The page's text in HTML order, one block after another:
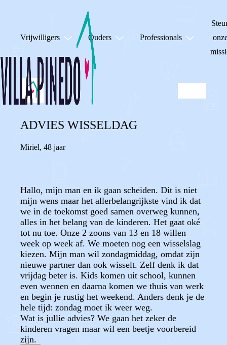
Vrijwilligers Ouders Professionals
ADVIES WISSELDAG
Miriel, 48 jaar
Hallo, mijn man en ik gaan scheiden. Dit is niet
mijn wens maar het allerbelangrijkste vind ik dat
we in de toekomst goed samen overweg kunnen,
alles in het belang van de kinderen. Het gaat oké
tot nu toe. Onze 2 zoons van 13 en 18 willen
week op week af. We moeten nog een wisselslag
kiezen. Mijn man wil zondagmiddag, omdat zijn
nieuwe partner dan ook wisselt. Zelf denk ik dat
vrijdag beter is. Kids komen uit school, kunnen
even wennen en daarna komen we thuis van werk
en begin je rustig het weekend. Anders denk je de
hele tijd: zondag moet ik weer weg.
Wat is jullie advies? We gaan het zeker de
kinderen vragen maar wil een beetje voorbereid
zijn.